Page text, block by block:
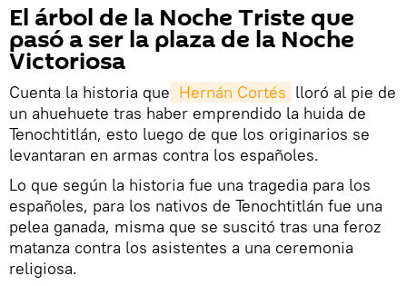
El árbol de la Noche Triste que
pasó a ser la plaza de la Noche
Victoriosa
Cuenta la historia que Hernán Cortés lloró al pie de
un ahuehuete tras haber emprendido la huida de
Tenochtitlán, esto luego de que los originarios se
levantaran en armas contra los españoles.
Lo que según la historia fue una tragedia para los
españoles, para los nativos de Tenochtitlán fue una
pelea ganada, misma que se suscitó tras una feroz
matanza contra los asistentes a una ceremonia
religiosa.